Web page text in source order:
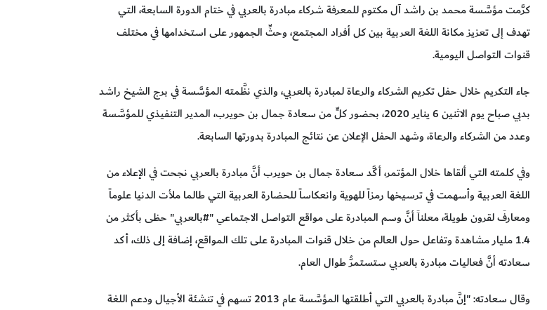
كرَّمت مؤسَّسة محمد بن راشد آل مكتوم للمعرفة شركاء مبادرة بالعربي في ختام الدورة السابعة، التي
تهدف إلى تعزيز مكانة اللغة العربية بين كل أفراد المجتمع، وحثِّ الجمهور على استخدامها في مختلف
قنوات التواصل اليومية.
جاء التكريم خلال حفل تكريم الشركاء والرعاة لمبادرة بالعربي، والذي نظَّمته المؤسَّسة في برج الشيخ راشد
بدبي صباح يوم الاثنين 6 يناير 2020، بحضور كلٍّ من سعادة جمال بن حويرب، المدير التنفيذي للمؤسَّسة
وعدد من الشركاء والرعاة، وشهد الحفل الإعلان عن نتائج المبادرة بدورتها السابعة.
وفي كلمته التي ألقاها خلال المؤتمر، أكَّد سعادة جمال بن حويرب أنَّ مبادرة بالعربي نجحت في الإعلاء من
اللغة العربية وأسهمت في ترسيخها رمزاً للهوية وانعكاساً للحضارة العربية التي طالما ملأت الدنيا علوماً
ومعارفَ لقرون طويلة، معلناً أنَّ وسم المبادرة على مواقع التواصل الاجتماعي "#بالعربي" حظى بأكثر من
1.4 مليار مشاهدة وتفاعل حول العالم من خلال قنوات المبادرة على تلك المواقع، إضافة إلى ذلك، أكد
سعادته أنَّ فعاليات مبادرة بالعربي ستستمرُّ طوال العام.
وقال سعادته: "إنَّ مبادرة بالعربي التي أطلقتها المؤسَّسة عام 2013 تسهم في تنشئة الأجيال ودعم اللغة